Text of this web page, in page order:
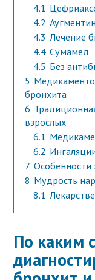
4.1
4.2 Аугментин
4.3 Лечение
4.4 Сумамед
4.5 Без
5
бронхита
6
взрослых
6.1
6.2
7 Особенности
8 Мудрость
8.1
По каким